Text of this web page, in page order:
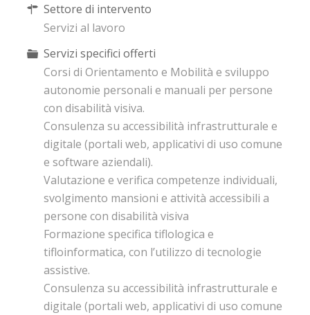
Settore di intervento
Servizi al lavoro
Servizi specifici offerti
Corsi di Orientamento e Mobilità e sviluppo
autonomie personali e manuali per persone
con disabilità visiva.
Consulenza su accessibilità infrastrutturale e
digitale (portali web, applicativi di uso comune
e software aziendali).
Valutazione e verifica competenze individuali,
svolgimento mansioni e attività accessibili a
persone con disabilità visiva
Formazione specifica tiflologica e
tifloinformatica, con l’utilizzo di tecnologie
assistive.
Consulenza su accessibilità infrastrutturale e
digitale (portali web, applicativi di uso comune